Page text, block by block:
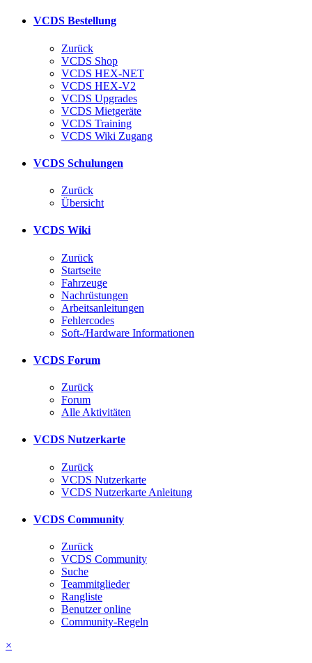
VCDS Bestellung
Zurück
VCDS Shop
VCDS HEX-NET
VCDS HEX-V2
VCDS Upgrades
VCDS Mietgeräte
VCDS Training
VCDS Wiki Zugang
VCDS Schulungen
Zurück
Übersicht
VCDS Wiki
Zurück
Startseite
Fahrzeuge
Nachrüstungen
Arbeitsanleitungen
Fehlercodes
Soft-/Hardware Informationen
VCDS Forum
Zurück
Forum
Alle Aktivitäten
VCDS Nutzerkarte
Zurück
VCDS Nutzerkarte
VCDS Nutzerkarte Anleitung
VCDS Community
Zurück
VCDS Community
Suche
Teammitglieder
Rangliste
Benutzer online
Community-Regeln
×